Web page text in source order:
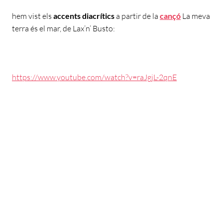
hem vist els accents diacríticsa partir de la cançó La meva
terra és el mar, de Lax’n’ Busto:
https://www.youtube.com/watch?v=raJgjL-2qnE